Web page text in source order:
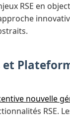
RSE en
nouvelle
RSE.